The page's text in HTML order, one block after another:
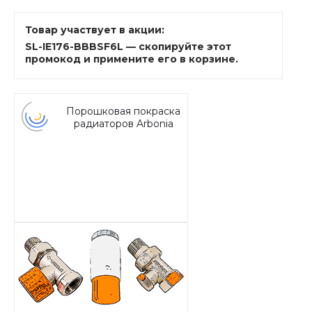
Товар участвует в акции:
SL-IE176-BBBSF6L — скопируйте этот
промокод и примените его в корзине.
Порошковая покраска
радиаторов Arbonia